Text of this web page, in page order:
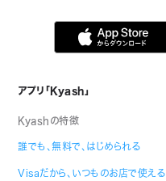
アプリ「Kyash」
Kyashの特徴
誰でも、無料で、はじめられる
Visaだから、いつものお店で使える